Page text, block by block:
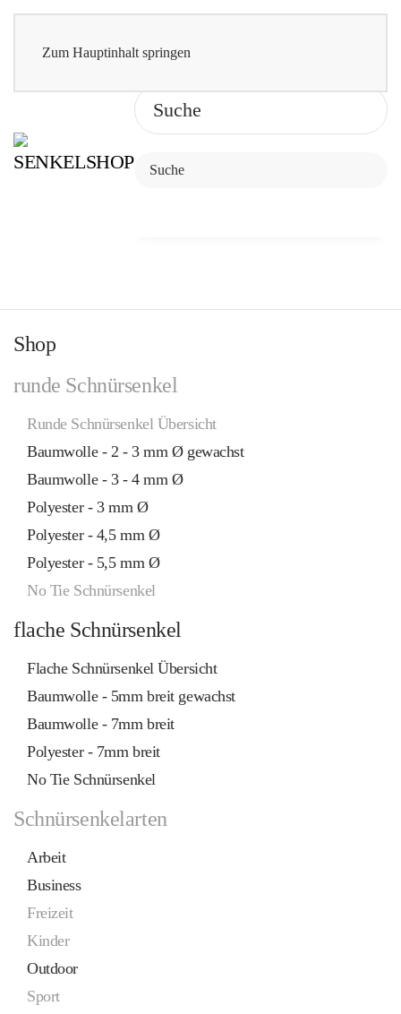
Zum Hauptinhalt springen
Shop
runde Schnürsenkel
Runde Schnürsenkel Übersicht
Baumwolle - 2 - 3 mm Ø gewachst
Baumwolle - 3 - 4 mm Ø
Polyester - 3 mm Ø
Polyester - 4,5 mm Ø
Polyester - 5,5 mm Ø
No Tie Schnürsenkel
flache Schnürsenkel
Flache Schnürsenkel Übersicht
Baumwolle - 5mm breit gewachst
Baumwolle - 7mm breit
Polyester - 7mm breit
No Tie Schnürsenkel
Schnürsenkelarten
Arbeit
Business
Freizeit
Kinder
Outdoor
Sport